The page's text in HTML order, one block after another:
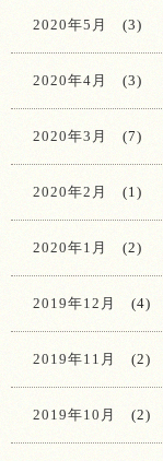
2020年5月 (3)
2020年4月 (3)
2020年3月 (7)
2020年2月 (1)
2020年1月 (2)
2019年12月 (4)
2019年11月 (2)
2019年10月 (2)